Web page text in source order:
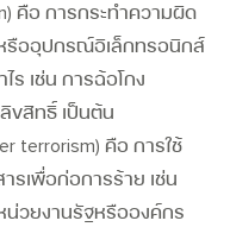
คือ การกระทำความผิด
รืออุปกรณ์อิเล็กทรอนิกส์
ร เช่น การฉ้อโกง
ขสิทธิ์ เป็นต้น
terrorism) คือ การใช้
รเพื่อก่อการร้าย เช่น
น่วยงานรัฐหรือองค์กร